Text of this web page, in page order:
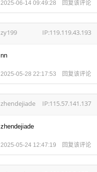
2025-06-14 09:49:28 回复该评论
zy199 IP:119.119.43.193
nn
2025-05-28 22:17:53 回复该评论
zhendejiade IP:115.57.141.137
zhendejiade
2025-05-24 12:47:19 回复该评论